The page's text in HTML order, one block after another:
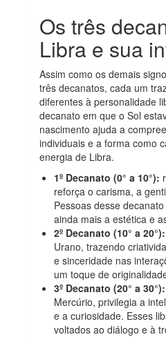
Os três
Libra e sua
Assim como os demais
três decanatos, cada um
diferentes à personalidade
decanato em que o Sol
nascimento ajuda a
individuais e a forma como
energia de Libra.
1º Decanato (0° a 10°):
reforça o carisma, a
Pessoas desse
ainda mais a estética e
2º Decanato (10° a 20°):
Urano, trazendo
e sinceridade nas
um toque de
3º Decanato (20° a 30°):
Mercúrio, privilegia a
e a curiosidade. Esses
voltados ao diálogo e à